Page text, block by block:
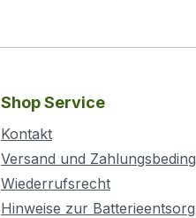
Shop Service
Kontakt
Versand und
Wiederrufsrecht
Hinweise zur